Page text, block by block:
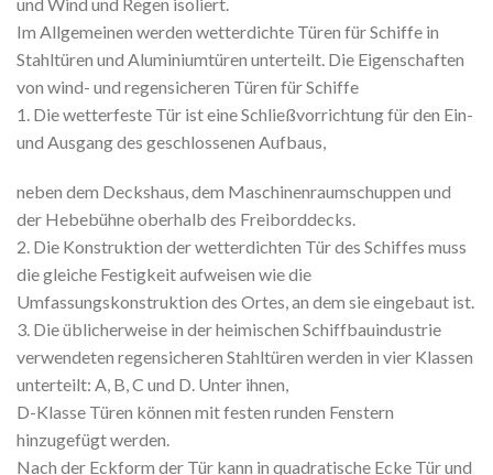
Im Allgemeinen werden wetterdichte Türen für Schiffe in
Stahltüren und Aluminiumtüren unterteilt. Die Eigenschaften
von wind- und regensicheren Türen für Schiffe
1. Die wetterfeste Tür ist eine Schließvorrichtung für den Ein-
und Ausgang des geschlossenen Aufbaus,
neben dem Deckshaus, dem Maschinenraumschuppen und
der Hebebühne oberhalb des Freiborddecks.
2. Die Konstruktion der wetterdichten Tür des Schiffes muss
die gleiche Festigkeit aufweisen wie die
Umfassungskonstruktion des Ortes, an dem sie eingebaut ist.
3. Die üblicherweise in der heimischen Schiffbauindustrie
verwendeten regensicheren Stahltüren werden in vier Klassen
unterteilt: A, B, C und D. Unter ihnen,
D-Klasse Türen können mit festen runden Fenstern
hinzugefügt werden.
Nach der Eckform der Tür kann in quadratische Ecke Tür und